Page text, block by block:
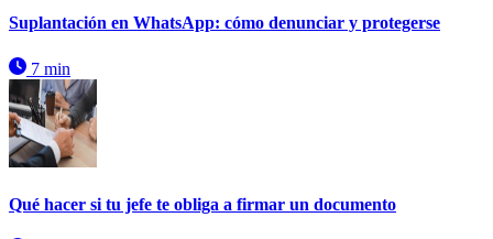
Suplantación en WhatsApp: cómo denunciar y protegerse
7 min
Qué hacer si tu jefe te obliga a firmar un documento